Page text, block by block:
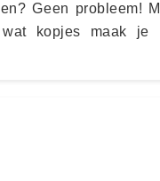
Geen probleem!
kopjes maak je